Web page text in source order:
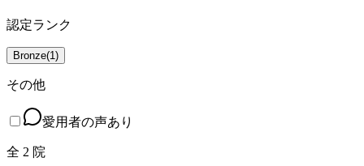
認定ランク
Bronze(1)
その他
愛用者の声あり
全 2 院